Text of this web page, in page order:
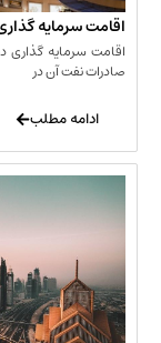
گذاری دبی
گذاری دبی : دبی دارای